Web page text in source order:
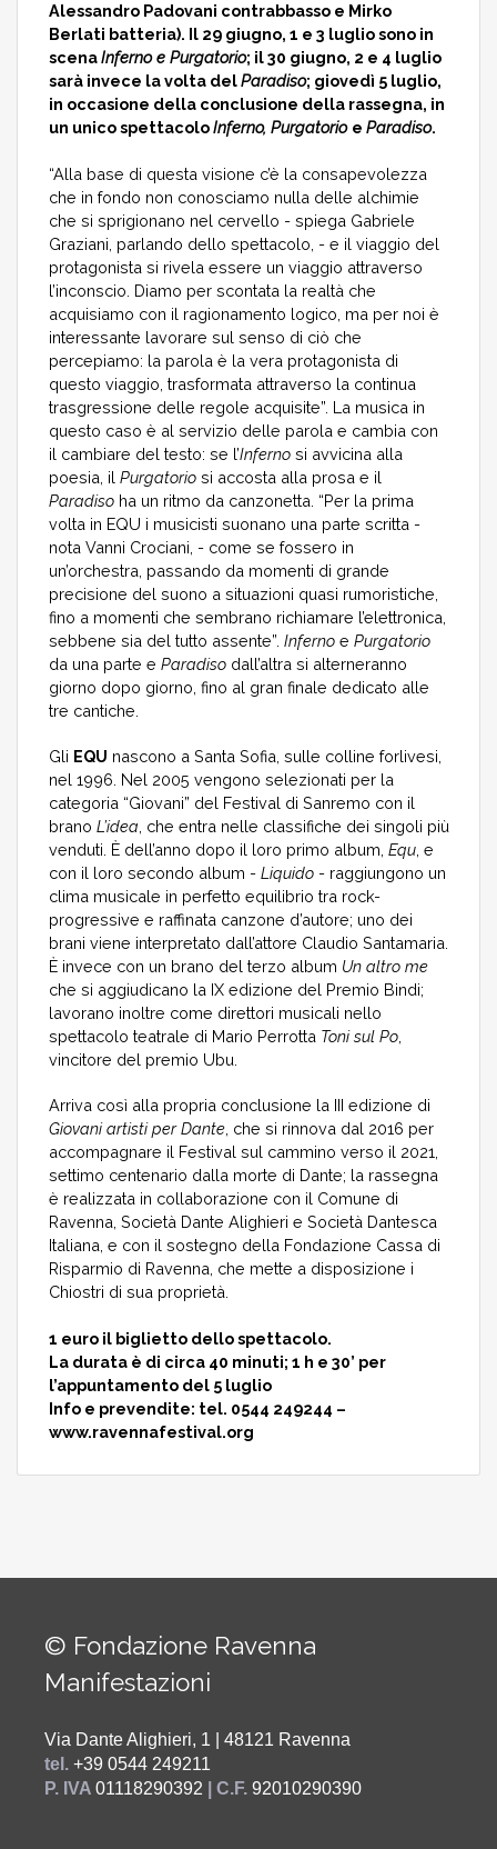
Alessandro Padovani contrabbasso e Mirko
Berlati batteria). Il 29 giugno, 1 e 3 luglio sono in
scenaInferno e Purgatorio; il 30 giugno, 2 e 4 luglio
sarà invece la volta delParadiso; giovedì 5 luglio,
in occasione della conclusione della rassegna, in
un unico spettacoloInferno, Purgatorio e Paradiso.
“Alla base di questa visione c’è la consapevolezza
che in fondo non conosciamo nulla delle alchimie
che si sprigionano nel cervello - spiega Gabriele
Graziani, parlando dello spettacolo, - e il viaggio del
protagonista si rivela essere un viaggio attraverso
l’inconscio. Diamo per scontata la realtà che
acquisiamo con il ragionamento logico, ma per noi è
interessante lavorare sul senso di ciò che
percepiamo: la parola è la vera protagonista di
questo viaggio, trasformata attraverso la continua
trasgressione delle regole acquisite”. La musica in
questo caso è al servizio delle parola e cambia con
il cambiare del testo: se l’Infernosi avvicina alla
poesia, il Purgatoriosi accosta alla prosa e il
Paradisoha un ritmo da canzonetta. “Per la prima
volta in EQU i musicisti suonano una parte scritta -
nota Vanni Crociani, - come se fossero in
un’orchestra, passando da momenti di grande
precisione del suono a situazioni quasi rumoristiche,
fino a momenti che sembrano richiamare l’elettronica,
sebbene sia del tutto assente”. Infernoe Purgatorio
da una parte e Paradisodall’altra si alterneranno
giorno dopo giorno, fino al gran finale dedicato alle
tre cantiche.
Gli EQU nascono a Santa Sofia, sulle colline forlivesi,
nel 1996. Nel 2005 vengono selezionati per la
categoria “Giovani” del Festival di Sanremo con il
brano L’idea , che entra nelle classifiche dei singoli più
venduti. È dell’anno dopo il loro primo album, Equ, e
con il loro secondo album - Liquido- raggiungono un
clima musicale in perfetto equilibrio tra rock-
progressive e raffinata canzone d’autore; uno dei
brani viene interpretato dall’attore Claudio Santamaria.
È invece con un brano del terzo album Un altro me
che si aggiudicano la IX edizione del Premio Bindi;
lavorano inoltre come direttori musicali nello
spettacolo teatrale di Mario Perrotta Toni sul Po,
vincitore del premio Ubu.
Arriva così alla propria conclusione la III edizione di
Giovani artisti per Dante, che si rinnova dal 2016 per
accompagnare il Festival sul cammino verso il 2021,
settimo centenario dalla morte di Dante; la rassegna
è realizzata in collaborazione con il Comune di
Ravenna, Società Dante Alighieri e Società Dantesca
Italiana, e con il sostegno della Fondazione Cassa di
Risparmio di Ravenna, che mette a disposizione i
Chiostri di sua proprietà.
1 euro il biglietto dello spettacolo.
La durata è di circa 40 minuti; 1 h e 30’ per
l’appuntamento del 5 luglio
Info e prevendite: tel. 0544 249244 –
www.ravennafestival.org
© Fondazione Ravenna
Manifestazioni
Via Dante Alighieri, 1 | 48121 Ravenna
tel. +39 0544 249211
P. IVA 01118290392 | C.F. 92010290390